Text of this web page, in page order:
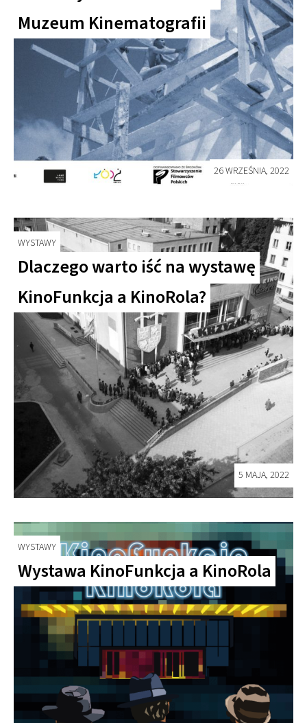
Muzeum Kinematografii
26 WRZEŚNIA, 2022
WYSTAWY
Dlaczego warto iść na wystawę
KinoFunkcja a KinoRola?
5 MAJA, 2022
WYSTAWY
Wystawa KinoFunkcja a KinoRola